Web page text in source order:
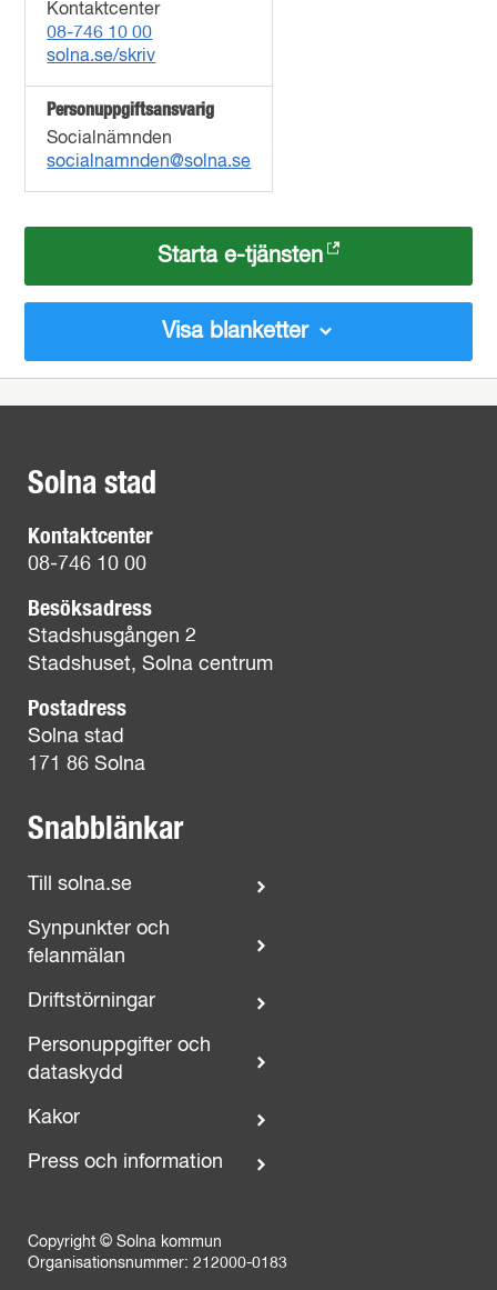
Kontaktcenter
08-746 10 00
solna.se/skriv
Personuppgiftsansvarig
Socialnämnden
socialnamnden@solna.se
Starta e-tjänsten
Visa blanketter
Solna stad
Kontaktcenter
08-746 10 00
Besöksadress
Stadshusgången 2
Stadshuset, Solna centrum
Postadress
Solna stad
171 86 Solna
Snabblänkar
Till solna.se
Synpunkter och
felanmälan
Driftstörningar
Personuppgifter och
dataskydd
Kakor
Press och information
Copyright © Solna kommun
Organisationsnummer: 212000-0183